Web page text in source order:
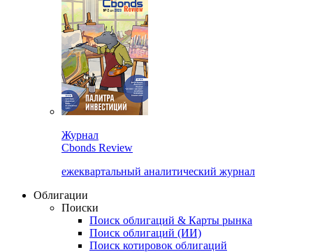
Сбондс-ТВ
Cbonds для СМИ
Глоссарий
Cbonds Review
ежеквартальный аналитический журнал
Облигации